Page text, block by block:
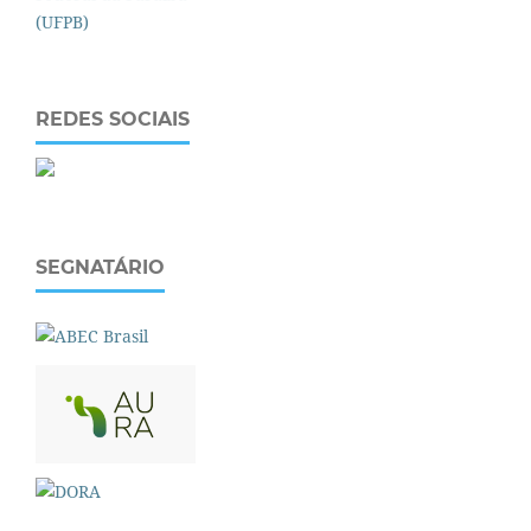
REDES SOCIAIS
SEGNATÁRIO